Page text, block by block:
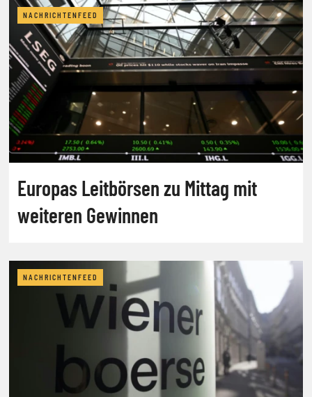
NACHRICHTENFEED
Europas Leitbörsen zu Mittag mit
weiteren Gewinnen
NACHRICHTENFEED